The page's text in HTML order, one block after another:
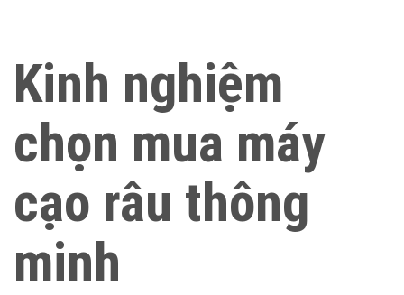
Kinh nghiệm
chọn mua máy
cạo râu thông
minh